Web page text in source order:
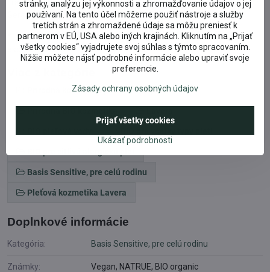
Fragrance (Parfum)**, Limonene**, Linalool**, Citronellol**,
Geraniol**, Citral**
* ingredients from certified organic agriculture ** from natural
essential oils
Prírodná kozmetika podľa značky
Basis Sensitive, pre celú rodinu
Pleťová kozmetika Lavera
Doplnkové informácie
Kategória: Basis Sensitive, pre celú rodinu
Známky: Vegan, NATRUE, BIO organic
stránky, analýzu jej výkonnosti a zhromažďovanie údajov o jej
používaní. Na tento účel môžeme použiť nástroje a služby
tretích strán a zhromaždené údaje sa môžu preniesť k
partnerom v EÚ, USA alebo iných krajinách. Kliknutím na „Prijať
všetky cookies“ vyjadrujete svoj súhlas s týmto spracovaním.
Nižšie môžete nájsť podrobné informácie alebo upraviť svoje
preferencie.
Zásady ochrany osobných údajov
Ukázať podrobnosti
Prijať všetky cookies